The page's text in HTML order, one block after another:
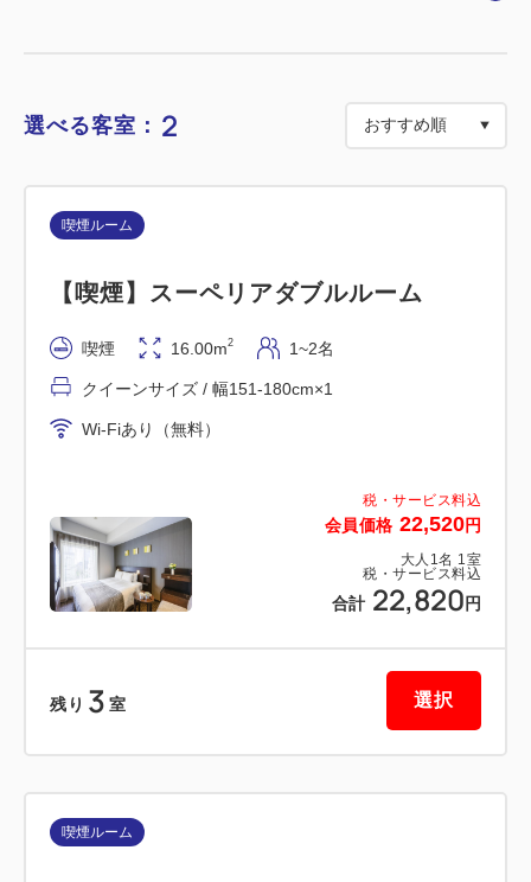
ボンサルーテ（健康に良いという意味の造語）という
名前から分かるように、心と身体にやさしい料理がコ
トを多数そろえております。
【会場】3階 レストラン ボンサルーテ・カフェ
【営業時間】6:30～10：00
※本プランは、個人利用のお客様を対象とした「イン
ターネット販売限定」のプランとなっております。
※旅行代理店様およびランドオペレーター様など、再
■アクセス■
・東京駅からＪＲ山手線(上野方面)→秋葉原駅 約5
・ＴＤＲからＪＲ京葉線(東京行き)より八丁堀駅→日
比谷線(北千住方面)乗り換え→秋葉原駅 約30分
選べる客室： 2
税・サービス料込
会員価格 22,520円
大人 1 名 1 室
税・サービス料込
合計 22,820 円
喫煙ルーム
【喫煙】スーペリアダブルルーム
喫煙 16.00m2 1~2名
クイーンサイズ / 幅151-180cm×1
Wi-Fiあり（無料）
残り 3 室 選択
喫煙ルーム